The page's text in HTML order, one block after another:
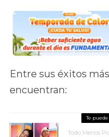
Entre sus éxitos
encuentran:
Todo Menos